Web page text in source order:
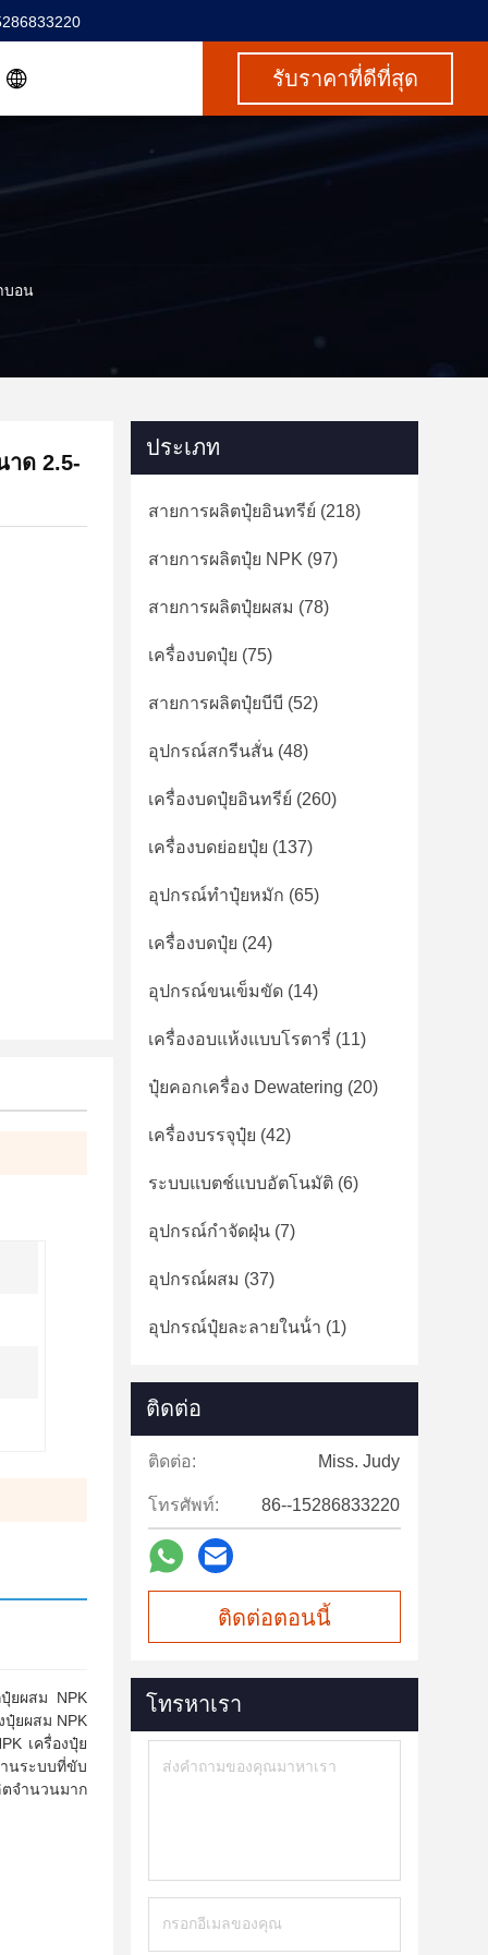
รับราคาที่ดีที่สุด
บอน
าด 2.5-
ยผสม NPK
ปุ๋ยผสม NPK
เครื่องปุ๋ย
านระบบที่ขับ
จํานวนมาก
ประเภท
สายการผลิตปุ๋ยอินทรีย์ (218)
สายการผลิตปุ๋ย NPK (97)
สายการผลิตปุ๋ยผสม (78)
เครื่องบดปุ๋ย (75)
สายการผลิตปุ๋ยบีบี (52)
อุปกรณ์สกรีนสั่น (48)
เครื่องบดปุ๋ยอินทรีย์ (260)
เครื่องบดย่อยปุ๋ย (137)
อุปกรณ์ทำปุ๋ยหมัก (65)
เครื่องบดปุ๋ย (24)
อุปกรณ์ขนเข็มขัด (14)
เครื่องอบแห้งแบบโรตารี่ (11)
ปุ๋ยคอกเครื่อง Dewatering (20)
เครื่องบรรจุปุ๋ย (42)
ระบบแบตช์แบบอัตโนมัติ (6)
อุปกรณ์กำจัดฝุ่น (7)
อุปกรณ์ผสม (37)
อุปกรณ์ปุ๋ยละลายในน้ํา (1)
ติดต่อ
ติดต่อ: Miss. Judy
โทรศัพท์: 86--15286833220
ติดต่อตอนนี้
โทรหาเรา